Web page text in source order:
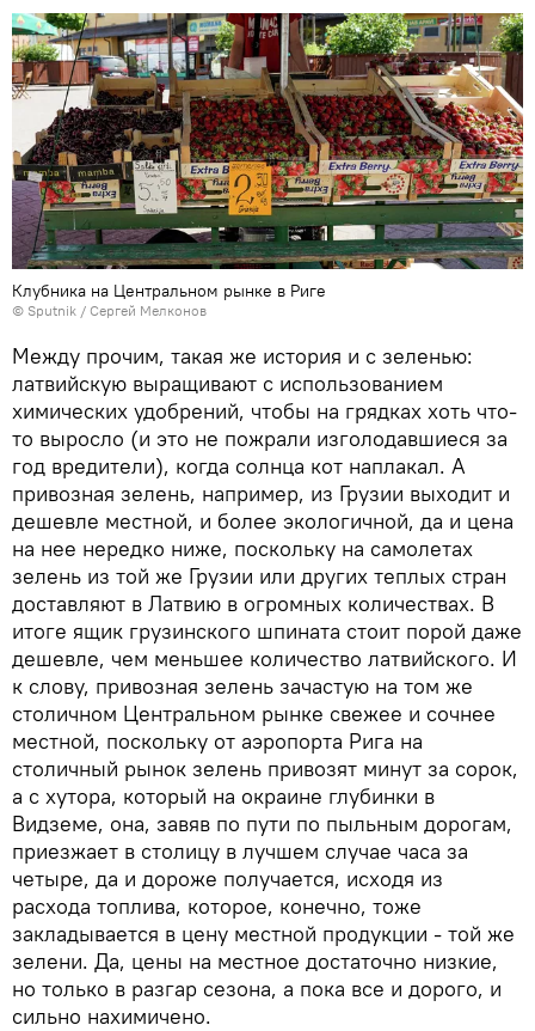
Клубника на Центральном рынке в Риге
© Sputnik / Сергей Мелконов
Между прочим, такая же история и с зеленью:
латвийскую выращивают с использованием
химических удобрений, чтобы на грядках хоть что-
то выросло (и это не пожрали изголодавшиеся за
год вредители), когда солнца кот наплакал. А
привозная зелень, например, из Грузии выходит и
дешевле местной, и более экологичной, да и цена
на нее нередко ниже, поскольку на самолетах
зелень из той же Грузии или других теплых стран
доставляют в Латвию в огромных количествах. В
итоге ящик грузинского шпината стоит порой даже
дешевле, чем меньшее количество латвийского. И
к слову, привозная зелень зачастую на том же
столичном Центральном рынке свежее и сочнее
местной, поскольку от аэропорта Рига на
столичный рынок зелень привозят минут за сорок,
а с хутора, который на окраине глубинки в
Видземе, она, завяв по пути по пыльным дорогам,
приезжает в столицу в лучшем случае часа за
четыре, да и дороже получается, исходя из
расхода топлива, которое, конечно, тоже
закладывается в цену местной продукции - той же
зелени. Да, цены на местное достаточно низкие,
но только в разгар сезона, а пока все и дорого, и
сильно нахимичено.